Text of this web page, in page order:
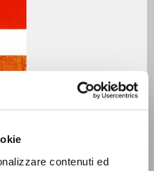
contenuti ed